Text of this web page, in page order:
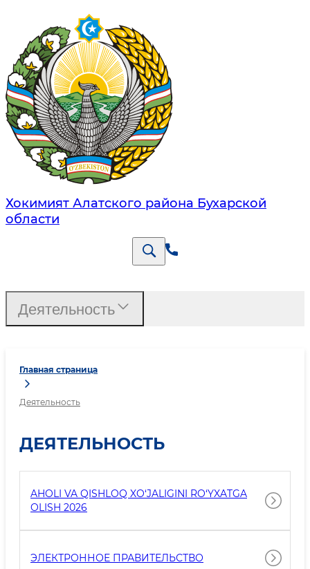
Хокимият Алатского района Бухарской
области
Главная страница
Деятельность
ДЕЯТЕЛЬНОСТЬ
AHOLI VA QISHLOQ XO‘JALIGINI RO‘YXATGA
OLISH 2026
ЭЛЕКТРОННОЕ ПРАВИТЕЛЬСТВО
Деятельность